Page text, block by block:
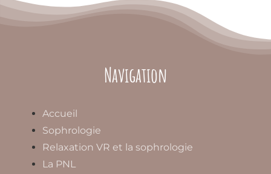
Navigation
Accueil
Sophrologie
Relaxation VR et la sophrologie
La PNL